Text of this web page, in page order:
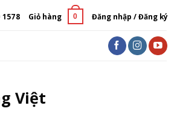
1578 Giỏ hàng 0 Đăng nhập / Đăng ký
Việt